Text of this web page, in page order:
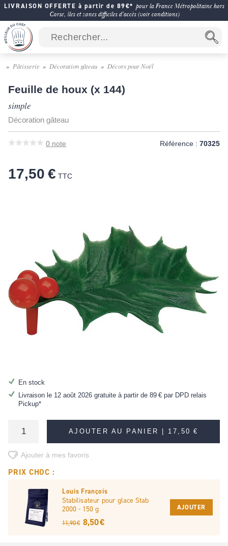
LIVRAISON OFFERTE à partir de 89€* pour la France Métropolitaine hors
Corse, îles et zones difficiles d'accès (voir conditions)
Pâtisserie Décoration gâteau Décors pour Noël
Feuille de houx (x 144)
simple
Décoration gâteau
0 note Référence : 70325
17,50 € TTC
En stock
Livraison le 12 août 2026 gratuite à partir de 89 €par DPD relais
Pickup*
AJOUTER AU PANIER | 17,50 €
Ajouter à mes favoris
PRIX CHOC :
Louis François
Stabilisateur pour glace Stab
2000 - 150 g
11,90 € 8,50 €
AJOUTER